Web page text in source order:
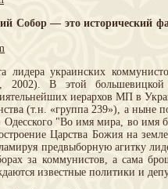
Собор — это исторический
лидера украинских
2002). В этой
иерархов МП в
(т.н. «группа 239»), а
"Во имя мира, во имя
Царства Божия на
предвыборную агитку
за коммунистов, а сама
известные политики и